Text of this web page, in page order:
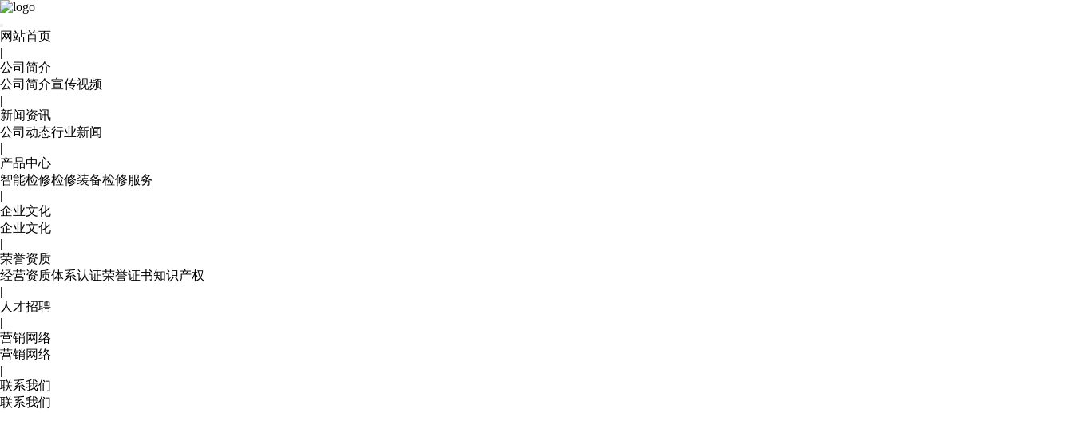
网站首页
|
公司简介
公司简介宣传视频
|
新闻资讯
公司动态行业新闻
|
产品中心
智能检修检修装备检修服务
|
企业文化
企业文化
|
荣誉资质
经营资质体系认证荣誉证书知识产权
|
人才招聘
|
营销网络
营销网络
|
联系我们
联系我们